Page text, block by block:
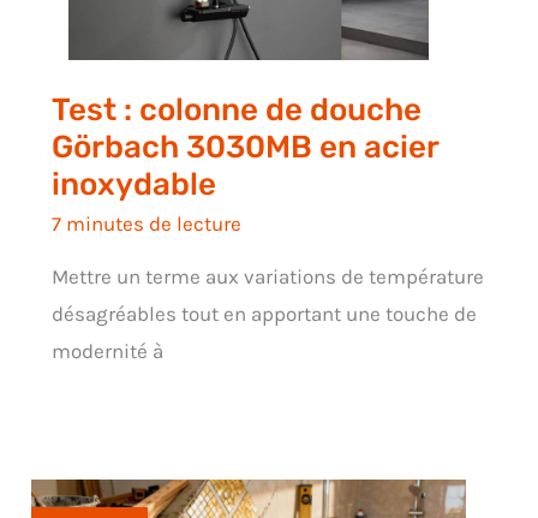
Test : colonne de douche
Görbach 3030MB en acier
inoxydable
7 minutes de lecture
Mettre un terme aux variations de température
désagréables tout en apportant une touche de
modernité à